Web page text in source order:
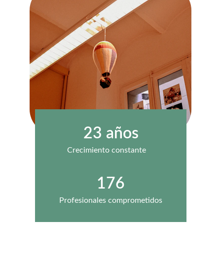
23 años
176
Profesionales comprometidos
Crecimiento constante